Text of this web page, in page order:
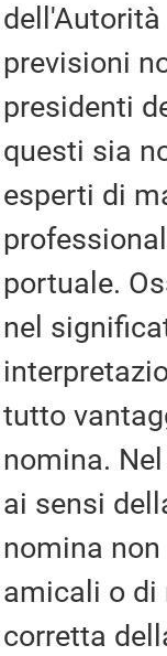
previsioni
presidenti
questi sia
esperti di
portuale.
nel
tutto
nomina.
ai sensi
nomina
amicali o di
corretta